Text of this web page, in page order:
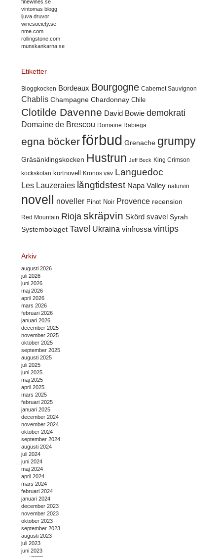
finewines.se
vintomas blogg
ljuva druvor
winesociety.se
nme.com
rollingstone.com
munskankarna.se
Etiketter
Bloggkocken Bordeaux Bourgogne Cabernet Sauvignon
Chablis Champagne Chardonnay Chile
Clotilde Davenne David Bowie demokrati
Domaine de Brescou Domaine Rabiega
egna böckerförbud Grenache grumpy
Gräsänklingskocken Hustrun Jeff Beck King Crimson
kockskolan kortnovell Kronos väv Languedoc
Les Lauzeraies långtidstest Napa Valley naturvin
novell noveller Pinot Noir Provence recension
Red Mountain Rioja skräpvin Skörd svavel Syrah
Systembolaget Tavel Ukraina vinfrossa vintips
Arkiv
augusti 2026
juli 2026
juni 2026
maj 2026
april 2026
mars 2026
februari 2026
januari 2026
december 2025
november 2025
oktober 2025
september 2025
augusti 2025
juli 2025
juni 2025
maj 2025
april 2025
mars 2025
februari 2025
januari 2025
december 2024
november 2024
oktober 2024
september 2024
augusti 2024
juli 2024
juni 2024
maj 2024
april 2024
mars 2024
februari 2024
januari 2024
december 2023
november 2023
oktober 2023
september 2023
augusti 2023
juli 2023
juni 2023